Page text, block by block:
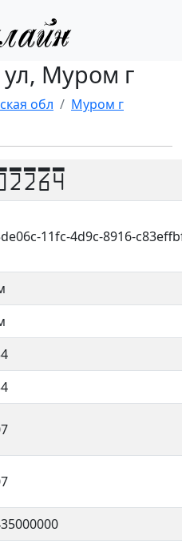
ул, Муром г
обл
Муром г
11fc-4d9c-8916-